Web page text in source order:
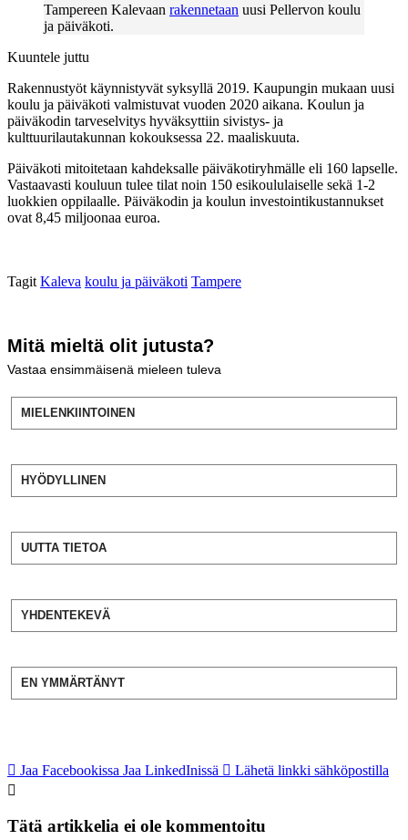
Tampereen Kalevaan rakennetaan uusi Pellervon koulu
ja päiväkoti.
Kuuntele juttu
Rakennustyöt käynnistyvät syksyllä 2019. Kaupungin mukaan uusi
koulu ja päiväkoti valmistuvat vuoden 2020 aikana. Koulun ja
päiväkodin tarveselvitys hyväksyttiin sivistys- ja
kulttuurilautakunnan kokouksessa 22. maaliskuuta.
Päiväkoti mitoitetaan kahdeksalle päiväkotiryhmälle eli 160 lapselle.
Vastaavasti kouluun tulee tilat noin 150 esikoululaiselle sekä 1-2
luokkien oppilaalle. Päiväkodin ja koulun investointikustannukset
ovat 8,45 miljoonaa euroa.
Tagit Kaleva koulu ja päiväkoti Tampere
Mitä mieltä olit jutusta?
Vastaa ensimmäisenä mieleen tuleva
MIELENKIINTOINEN
HYÖDYLLINEN
UUTTA TIETOA
YHDENTEKEVÄ
EN YMMÄRTÄNYT
Jaa Facebookissa Jaa LinkedInissä Lähetä linkki sähköpostilla
Tätä artikkelia ei ole kommentoitu